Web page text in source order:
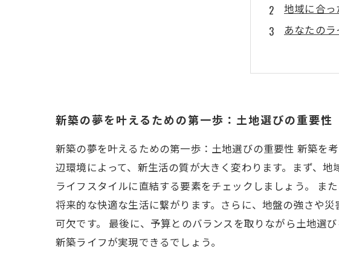
地域に合
あなたの
土地選び
理想の地
新築を叶
新築の夢を叶えるための第一歩：土地選びの重要性
新築の夢を叶えるための第一歩：土地選びの重要性 新築を
辺環境によって、新生活の質が大きく変わります。まず、
ライフスタイルに直結する要素をチェックしましょう。 ま
将来的な快適な生活に繋がります。さらに、地盤の強さや
可欠です。 最後に、予算とのバランスを取りながら土地選
新築ライフが実現できるでしょう。